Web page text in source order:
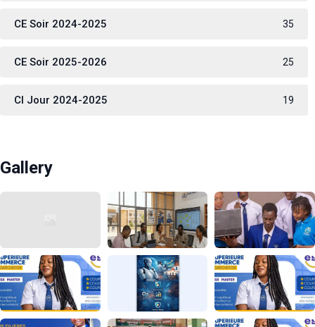
CE Soir 2024-2025 35
CE Soir 2025-2026 25
CI Jour 2024-2025 19
Gallery